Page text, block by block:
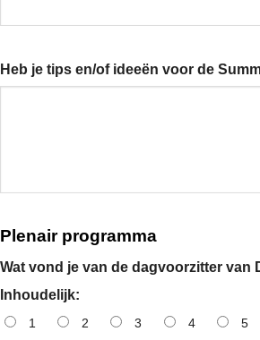
Heb je tips en/of ideeën voor de
Plenair programma
Wat vond je van de dagvoorzitter van
Inhoudelijk:
1 2 3 4 5